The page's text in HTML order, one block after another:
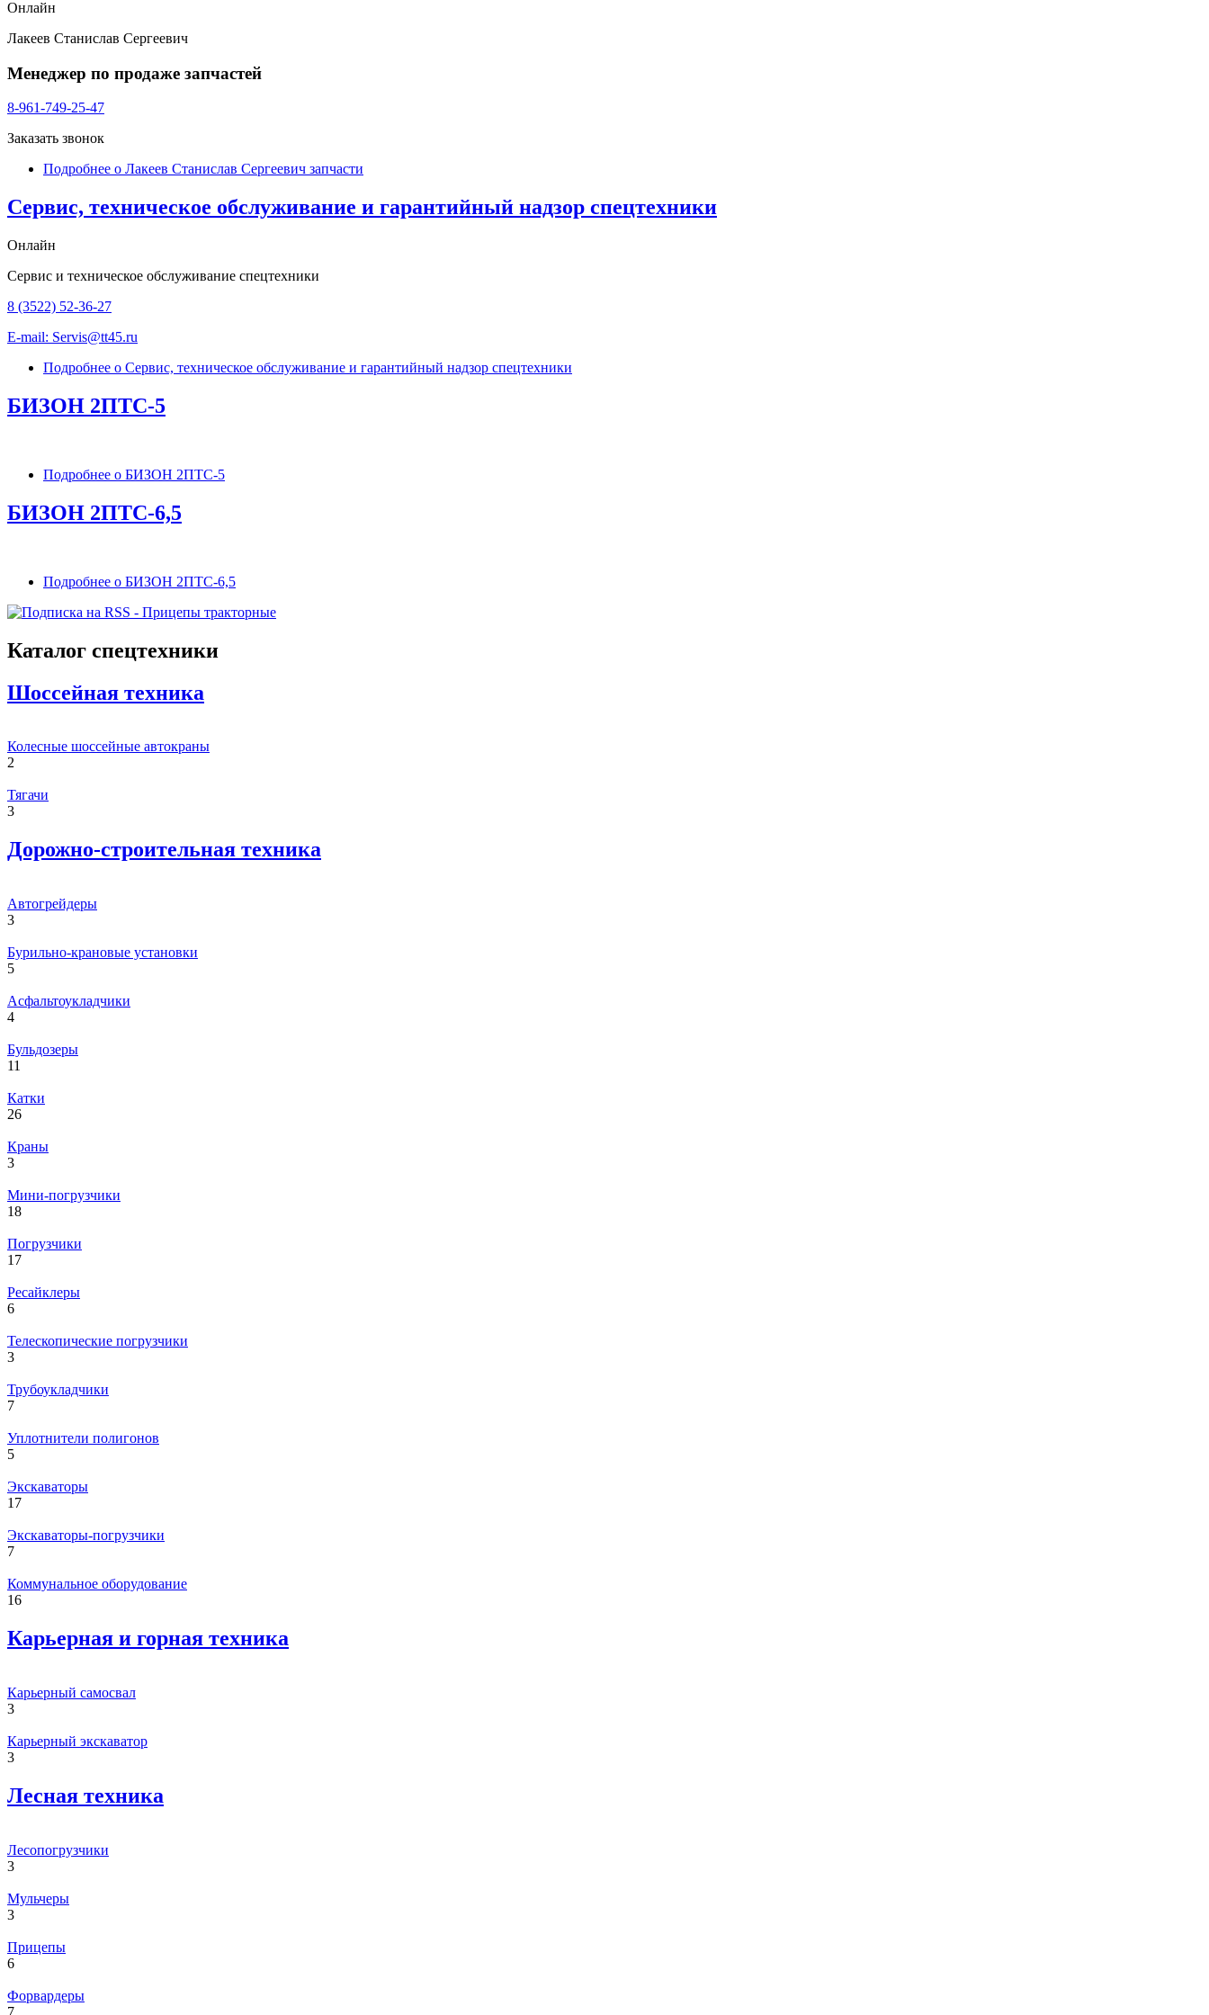
Онлайн
Лакеев Станислав Сергеевич
Менеджер по продаже запчастей
8-961-749-25-47
Заказать звонок
Подробнее о Лакеев Станислав Сергеевич запчасти
Сервис, техническое обслуживание и гарантийный надзор спецтехники
Онлайн
Сервис и техническое обслуживание спецтехники
8 (3522) 52-36-27
E-mail: Servis@tt45.ru
Подробнее о Сервис, техническое обслуживание и гарантийный надзор спецтехники
БИЗОН 2ПТС-5
Подробнее о БИЗОН 2ПТС-5
БИЗОН 2ПТС-6,5
Подробнее о БИЗОН 2ПТС-6,5
Каталог спецтехники
Шоссейная техника
Колесные шоссейные автокраны
2
Тягачи
3
Дорожно-строительная техника
Автогрейдеры
3
Бурильно-крановые установки
5
Асфальтоукладчики
4
Бульдозеры
11
Катки
26
Краны
3
Мини-погрузчики
18
Погрузчики
17
Ресайклеры
6
Телескопические погрузчики
3
Трубоукладчики
7
Уплотнители полигонов
5
Экскаваторы
17
Экскаваторы-погрузчики
7
Коммунальное оборудование
16
Карьерная и горная техника
Карьерный самосвал
3
Карьерный экскаватор
3
Лесная техника
Лесопогрузчики
3
Мульчеры
3
Прицепы
6
Форвардеры
7